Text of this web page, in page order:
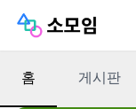
홈 게시판